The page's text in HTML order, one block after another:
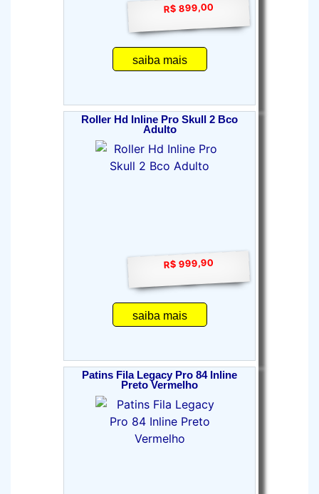
R$ 899,00
saiba mais
Roller Hd Inline Pro Skull 2 Bco
Adulto
R$ 999,90
saiba mais
Patins Fila Legacy Pro 84 Inline
Preto Vermelho